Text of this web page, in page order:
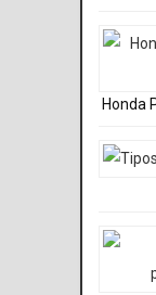
Honda